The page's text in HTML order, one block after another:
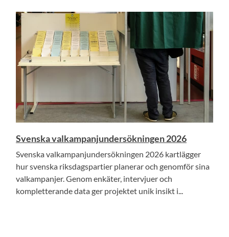
Svenska valkampanjundersökningen 2026
Svenska valkampanjundersökningen 2026 kartlägger
hur svenska riksdagspartier planerar och genomför sina
valkampanjer. Genom enkäter, intervjuer och
kompletterande data ger projektet unik insikt i...